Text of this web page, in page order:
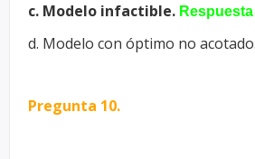
c. Modelo infactible.
d. Modelo con óptimo no acotado.
Pregunta 10.